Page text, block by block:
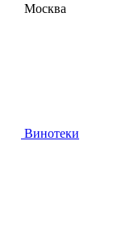
Москва
Винотеки